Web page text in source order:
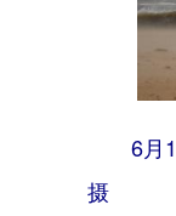
6月13
摄